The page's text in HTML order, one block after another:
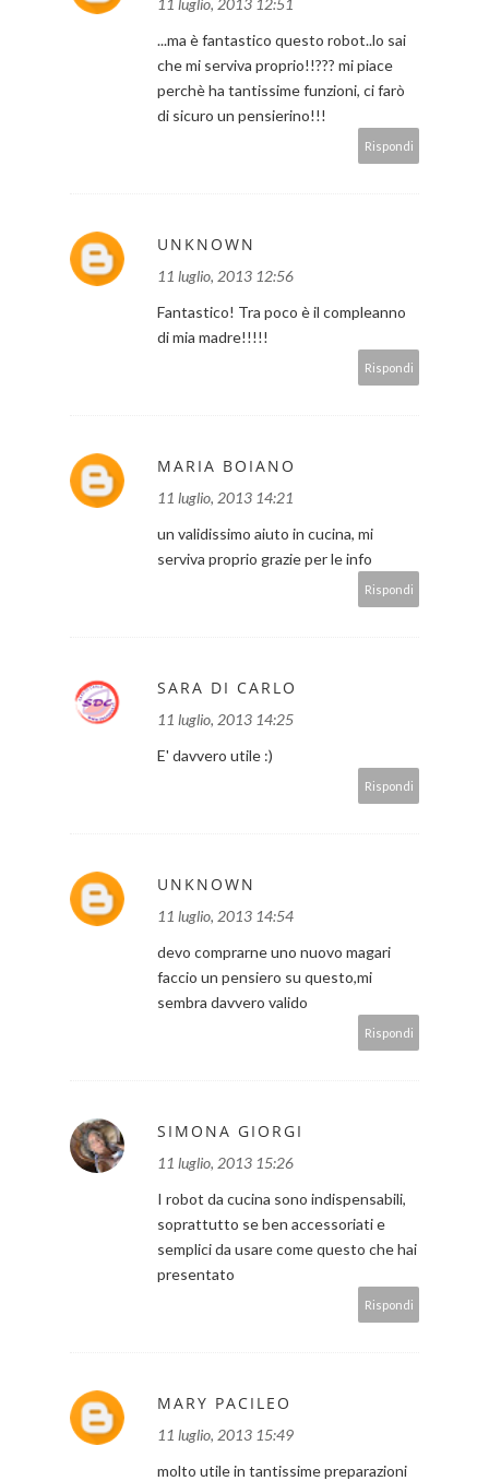
...ma è fantastico questo robot..lo sai
che mi serviva proprio!!??? mi piace
perchè ha tantissime funzioni, ci farò
di sicuro un pensierino!!!
Rispondi
UNKNOWN
11 luglio, 2013 12:56
Fantastico! Tra poco è il compleanno
di mia madre!!!!!
Rispondi
MARIA BOIANO
11 luglio, 2013 14:21
un validissimo aiuto in cucina, mi
serviva proprio grazie per le info
Rispondi
SARA DI CARLO
11 luglio, 2013 14:25
E' davvero utile :)
Rispondi
UNKNOWN
11 luglio, 2013 14:54
devo comprarne uno nuovo magari
faccio un pensiero su questo,mi
sembra davvero valido
Rispondi
SIMONA GIORGI
11 luglio, 2013 15:26
I robot da cucina sono indispensabili,
soprattutto se ben accessoriati e
semplici da usare come questo che hai
presentato
Rispondi
MARY PACILEO
11 luglio, 2013 15:49
molto utile in tantissime preparazioni